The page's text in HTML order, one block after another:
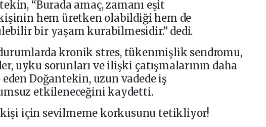
“Burada amaç, zamanı eşit
hem üretken olabildiği hem de
bir yaşam kurabilmesidir.” dedi.
kronik stres, tükenmişlik sendromu,
uyku sorunları ve ilişki çatışmalarının daha
Doğantekin, uzun vadede iş
etkileneceğini kaydetti.
kişi için sevilmeme korkusunu tetikliyor!